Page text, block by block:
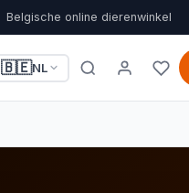
Belgische online dierenwinkel
🇧🇪NL